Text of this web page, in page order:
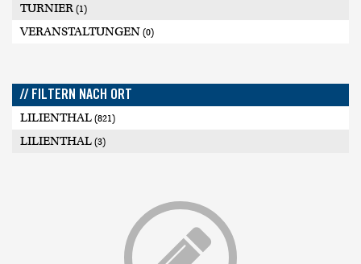
TURNIER (1)
VERANSTALTUNGEN (0)
// FILTERN NACH ORT
LILIENTHAL (821)
LILIENTHAL (3)